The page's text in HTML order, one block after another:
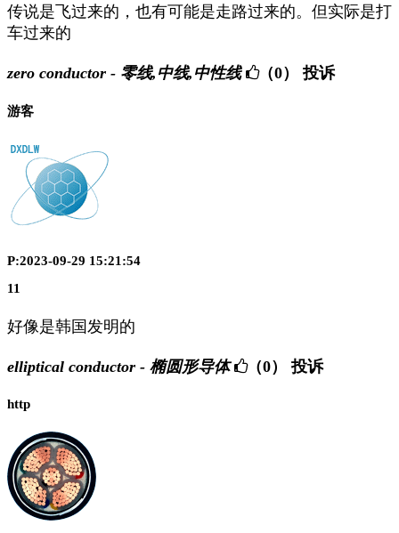
传说是飞过来的，也有可能是走路过来的。但实际是打
车过来的
zero conductor - 零线,中线,中性线 （0） 投诉
游客
P:2023-09-29 15:21:54
11
好像是韩国发明的
elliptical conductor - 椭圆形导体 （0） 投诉
http